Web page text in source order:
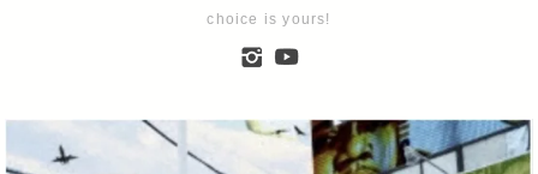
choice is yours!